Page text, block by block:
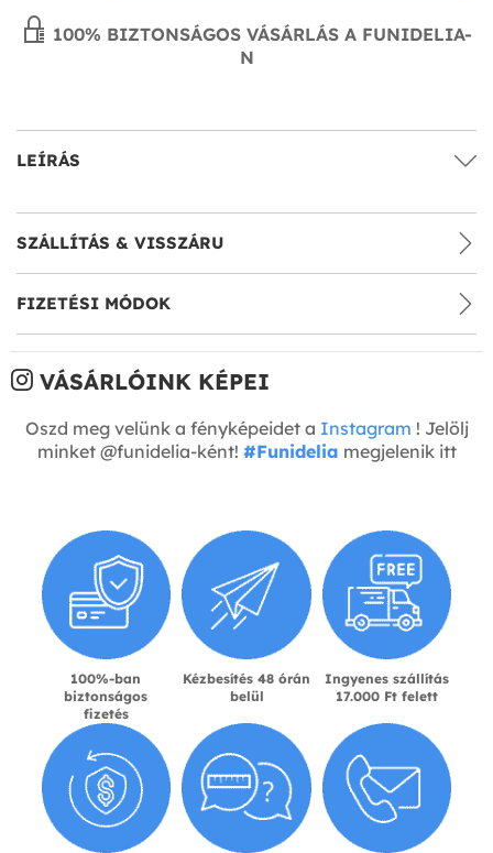
100% BIZTONSÁGOS VÁSÁRLÁS A FUNIDELIA-
N
LEÍRÁS
SZÁLLÍTÁS & VISSZÁRU
FIZETÉSI MÓDOK
VÁSÁRLÓINK KÉPEI
Oszd meg velünk a fényképeidet a Instagram ! Jelölj
minket @funidelia-ként! #Funidelia megjelenik itt
100%-ban
biztonságos
fizetés
Kézbesítés 48 órán
belül
Ingyenes szállítás
17.000 Ft felett